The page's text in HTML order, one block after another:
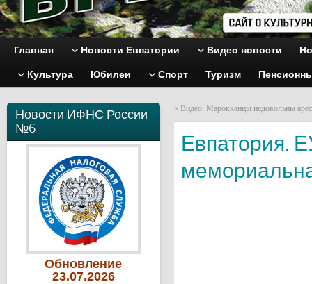
Главная Новости Евпатории Видео новости
Культура Юбилеи Спорт Туризм
Новости ИФНС России
№6
Обновление
23.07.2026
« Видео: Марокканцы недовольны
Евпатория.